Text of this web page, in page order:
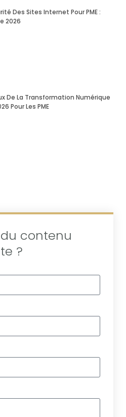
Des Sites Internet Pour PME :
2026
De La Transformation Numérique
Pour Les PME
contenu
?